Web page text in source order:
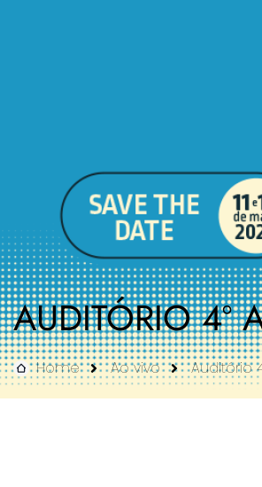
AUDITÓRIO 4º
Home Ao vivo Auditório